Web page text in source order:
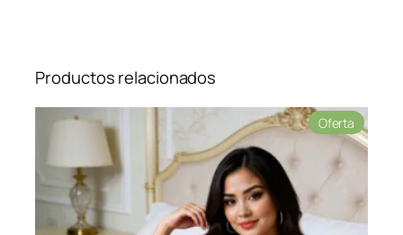
Productos relacionados
Oferta
en
oferta